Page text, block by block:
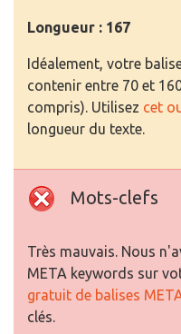
Longueur : 167
Idéalement, votre
contenir entre 70 et
compris). Utilisez cet
longueur du texte.
Mots-clefs
Très mauvais. Nous
META keywords sur
gratuit de balises
clés.